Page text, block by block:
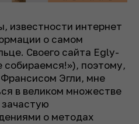
известности интернет
о самом
Своего сайта Egly-
собираемся!»), поэтому,
Франсисом Эгли, мне
в великом множестве
о методах